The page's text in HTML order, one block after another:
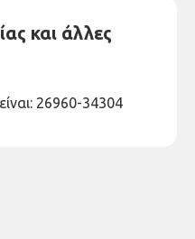
και άλλες
26960-34304